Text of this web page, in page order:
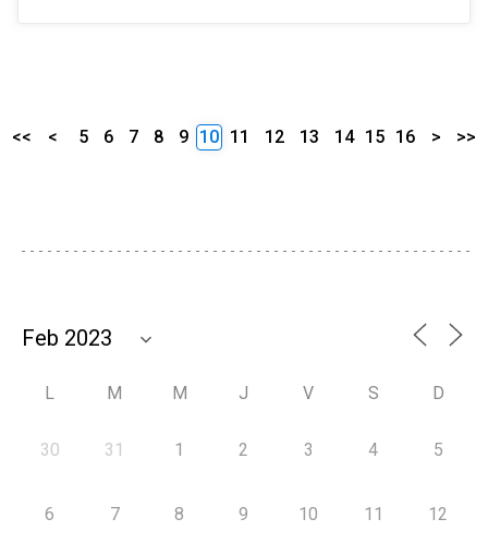
<< < 5 6 7 8 9 10 11 12 13 14 15 16 > >>
L M M J V S D
30 31 1 2 3 4 5
6 7 8 9 10 11 12